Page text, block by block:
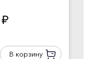
руб.
В корзину